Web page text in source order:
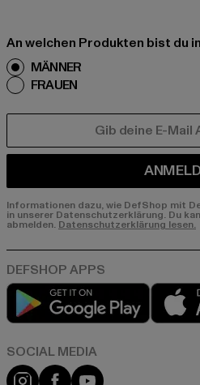
An welchen Produkten bist du
MÄNNER
FRAUEN
Informationen dazu, wie DefShop mit
in unserer Datenschutzerklärung. Du
abmelden. Datenschutzerklärung lesen.
Play
Instagram
FacebookYouTube